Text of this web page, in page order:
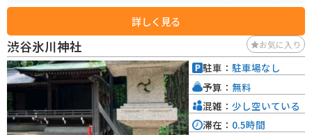
成果を間近に感じることができます。 また、塙保己一の生涯や彼の影響を受
けた後世の学者たちについても詳しく紹介されており、教育的価値が高いで
す。特に「群書類従」の版木（17,244枚）は重要文化財に指定されており、
その保存と展示は学術研究にも貢献しています。重文指定の『群書類従』版
木の保管や各種啓発事業を行っています。
詳しく見る
渋谷氷川神社 お気に入り
駐車： 駐車場なし
予算： 無料
混雑： 少し空いている
滞在： 0.5時間